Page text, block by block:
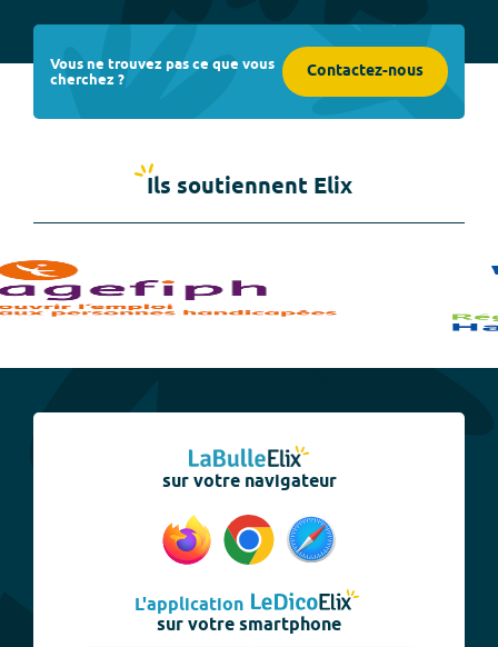
Vous ne trouvez pas ce que vous
cherchez ? Contactez-nous
Ils soutiennent Elix
sur votre navigateur
L'application
sur votre smartphone